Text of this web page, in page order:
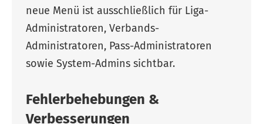
neue Menü ist ausschließlich für Liga-
Administratoren, Verbands-
Administratoren, Pass-Administratoren
sowie System-Admins sichtbar.
Fehlerbehebungen &
Verbesserungen